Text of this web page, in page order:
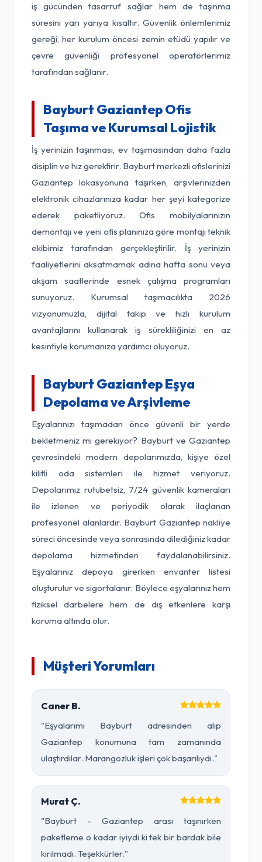
iş gücünden tasarruf sağlar hem de taşınma
süresini yarı yarıya kısaltır. Güvenlik önlemlerimiz
gereği, her kurulum öncesi zemin etüdü yapılır ve
çevre güvenliği profesyonel operatörlerimiz
tarafından sağlanır.
Bayburt Gaziantep Ofis
Taşıma ve Kurumsal Lojistik
İş yerinizin taşınması, ev taşımasından daha fazla
disiplin ve hız gerektirir. Bayburt merkezli ofislerinizi
Gaziantep lokasyonuna taşırken, arşivlerinizden
elektronik cihazlarınıza kadar her şeyi kategorize
ederek paketliyoruz. Ofis mobilyalarınızın
demontajı ve yeni ofis planınıza göre montajı teknik
ekibimiz tarafından gerçekleştirilir. İş yerinizin
faaliyetlerini aksatmamak adına hafta sonu veya
akşam saatlerinde esnek çalışma programları
sunuyoruz. Kurumsal taşımacılıkta 2026
vizyonumuzla, dijital takip ve hızlı kurulum
avantajlarını kullanarak iş sürekliliğinizi en az
kesintiyle korumanıza yardımcı oluyoruz.
Bayburt Gaziantep Eşya
Depolama ve Arşivleme
Eşyalarınızı taşımadan önce güvenli bir yerde
bekletmeniz mi gerekiyor? Bayburt ve Gaziantep
çevresindeki modern depolarımızda, kişiye özel
kilitli oda sistemleri ile hizmet veriyoruz.
Depolarımız rutubetsiz, 7/24 güvenlik kameraları
ile izlenen ve periyodik olarak ilaçlanan
profesyonel alanlardır. Bayburt Gaziantep nakliye
süreci öncesinde veya sonrasında dilediğiniz kadar
depolama hizmetinden faydalanabilirsiniz.
Eşyalarınız depoya girerken envanter listesi
oluşturulur ve sigortalanır. Böylece eşyalarınız hem
fiziksel darbelere hem de dış etkenlere karşı
koruma altında olur.
Müşteri Yorumları
Caner B.
"Eşyalarımı Bayburt adresinden alıp
Gaziantep konumuna tam zamanında
ulaştırdılar. Marangozluk işleri çok başarılıydı."
Murat Ç.
"Bayburt - Gaziantep arası taşınırken
paketleme o kadar iyiydi ki tek bir bardak bile
kırılmadı. Teşekkürler."